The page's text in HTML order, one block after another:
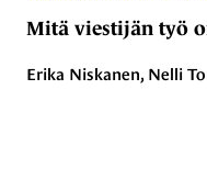
Mitä viestijän työ
Erika Niskanen, Nelli